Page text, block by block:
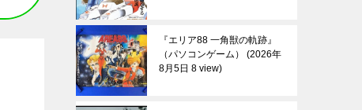
『エリア88 一角獣の軌跡』
（パソコンゲーム）
2026年
8月5日 8 view